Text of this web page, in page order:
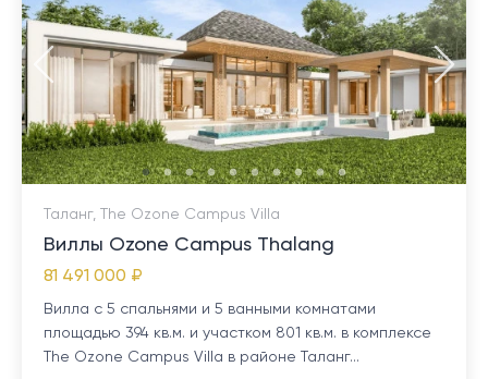
Таланг, The Ozone Campus Villa
Виллы Ozone Campus Thalang
81 491 000 ₽
Вилла с 5 спальнями и 5 ванными комнатами
площадью 394 кв.м. и участком 801 кв.м. в комплексе
The Ozone Campus Villa в районе Таланг...